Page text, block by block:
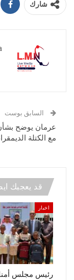
شارك
السابق بوست
عرمان يوضح بشأن
مع الكتلة
قد يعجبك
اخبار
رئيس مجلس